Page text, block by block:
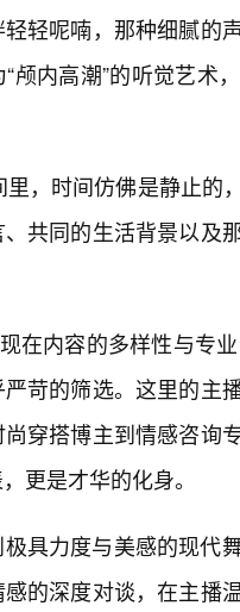
轻呢喃，那种细腻的
颅内高潮”的听觉艺术
，时间仿佛是静止的
共同的生活背景以及
在内容的多样性与专
苛的筛选。这里的主
穿搭博主到情感咨询
更是才华的化身。
具力度与美感的现代
的深度对谈，在主播